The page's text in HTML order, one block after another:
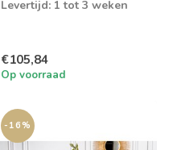
Levertijd: 1 tot 3 weken
€105,84
Op voorraad
-16%